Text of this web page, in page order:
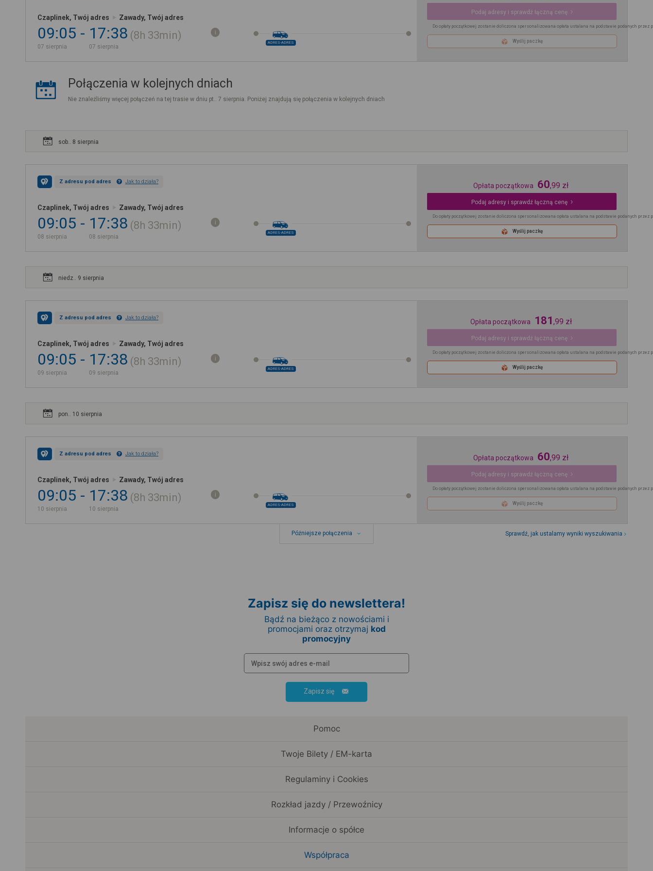
Czaplinek, Twój adres Zawady, Twój adres
09:05
07 sierpnia
17:38
07 sierpnia
8h 33min
ADRES-ADRES
Podaj adresy i sprawdź łączną cenę
Do opłaty początkowej zostanie doliczona spersonalizowana opłata ustalana na podstawie podanych przez
Wyślij paczkę
Połączenia w kolejnych dniach
Nie znaleźliśmy więcej połączeń na tej trasie w dniu pt.. 7 sierpnia. Poniżej znajdują się połączenia w kolejnych dniach
sob.. 8 sierpnia
Z adresu pod adres Jak to działa?
Czaplinek, Twój adres Zawady, Twój adres
09:05
08 sierpnia
17:38
08 sierpnia
8h 33min
ADRES-ADRES
Opłata początkowa 60,99 zł
Podaj adresy i sprawdź łączną cenę
Do opłaty początkowej zostanie doliczona spersonalizowana opłata ustalana na podstawie podanych przez
Wyślij paczkę
niedz.. 9 sierpnia
Z adresu pod adres Jak to działa?
Czaplinek, Twój adres Zawady, Twój adres
09:05
09 sierpnia
17:38
09 sierpnia
8h 33min
ADRES-ADRES
Opłata początkowa 181 ,99 zł
Podaj adresy i sprawdź łączną cenę
Do opłaty początkowej zostanie doliczona spersonalizowana opłata ustalana na podstawie podanych przez
Wyślij paczkę
pon.. 10 sierpnia
Z adresu pod adres Jak to działa?
Czaplinek, Twój adres Zawady, Twój adres
09:05
10 sierpnia
17:38
10 sierpnia
8h 33min
ADRES-ADRES
Opłata początkowa 60,99 zł
Podaj adresy i sprawdź łączną cenę
Do opłaty początkowej zostanie doliczona spersonalizowana opłata ustalana na podstawie podanych przez
Wyślij paczkę
Późniejsze połączenia Sprawdź, jak ustalamy wyniki wyszukiwania
Zapisz się do newslettera!
Bądź na bieżąco z nowościami i
promocjami oraz otrzymaj kod
promocyjny
Zapisz się
Pomoc
Twoje Bilety / EM-karta
Regulaminy i Cookies
Rozkład jazdy / Przewoźnicy
Informacje o spółce
Współpraca